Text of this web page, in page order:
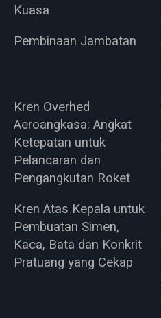
Kuasa
Pembinaan Jambatan
Kren Overhed
Aeroangkasa: Angkat
Ketepatan untuk
Pelancaran dan
Pengangkutan Roket
Kren Atas Kepala untuk
Pembuatan Simen,
Kaca, Bata dan Konkrit
Pratuang yang Cekap